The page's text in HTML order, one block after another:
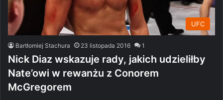
UFC
Bartłomiej Stachura 23 listopada 2016 1
Nick Diaz wskazuje rady, jakich udzieliłby
Nate’owi w rewanżu z Conorem
McGregorem